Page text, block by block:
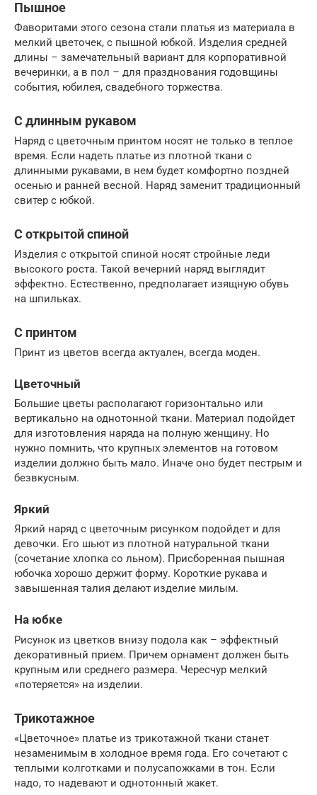
Пышное
Фаворитами этого сезона стали платья из материала в
мелкий цветочек, с пышной юбкой. Изделия средней
длины – замечательный вариант для корпоративной
вечеринки, а в пол – для празднования годовщины
события, юбилея, свадебного торжества.
С длинным рукавом
Наряд с цветочным принтом носят не только в теплое
время. Если надеть платье из плотной ткани с
длинными рукавами, в нем будет комфортно поздней
осенью и ранней весной. Наряд заменит традиционный
свитер с юбкой.
С открытой спиной
Изделия с открытой спиной носят стройные леди
высокого роста. Такой вечерний наряд выглядит
эффектно. Естественно, предполагает изящную обувь
на шпильках.
С принтом
Принт из цветов всегда актуален, всегда моден.
Цветочный
Большие цветы располагают горизонтально или
вертикально на однотонной ткани. Материал подойдет
для изготовления наряда на полную женщину. Но
нужно помнить, что крупных элементов на готовом
изделии должно быть мало. Иначе оно будет пестрым и
безвкусным.
Яркий
Яркий наряд с цветочным рисунком подойдет и для
девочки. Его шьют из плотной натуральной ткани
(сочетание хлопка со льном). Присборенная пышная
юбочка хорошо держит форму. Короткие рукава и
завышенная талия делают изделие милым.
На юбке
Рисунок из цветков внизу подола как – эффектный
декоративный прием. Причем орнамент должен быть
крупным или среднего размера. Чересчур мелкий
«потеряется» на изделии.
Трикотажное
«Цветочное» платье из трикотажной ткани станет
незаменимым в холодное время года. Его сочетают с
теплыми колготками и полусапожками в тон. Если
надо, то надевают и однотонный жакет.